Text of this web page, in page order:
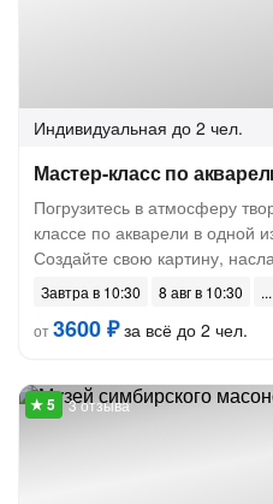
Индивидуальная до 2 чел.
Мастер-класс по
Погрузитесь в атмосферу
классе по акварели в одной
Создайте свою картину,
Завтра в 10:30
8 авг в 10:30
от3600 ₽за всё до 2 чел.
3 отзыва